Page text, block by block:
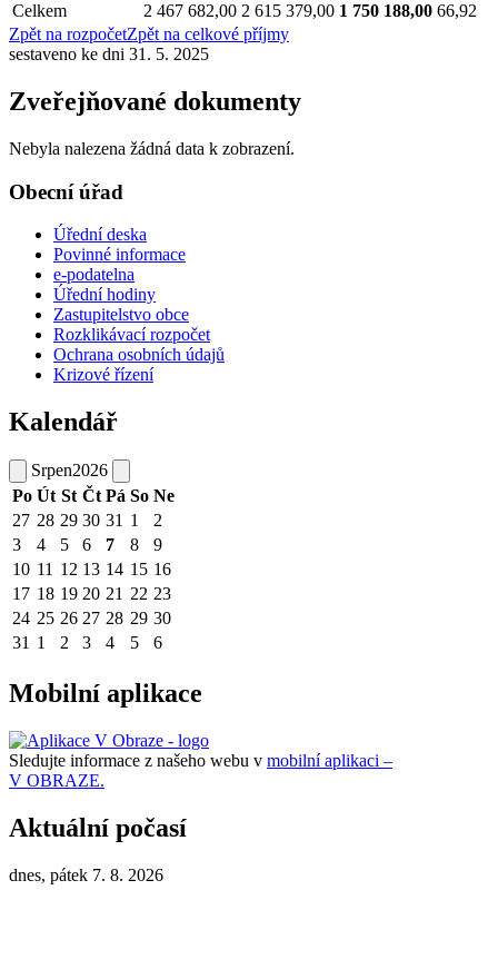
Celkem
2 467 682,00 2 615 379,00 1 750 188,00 66,92
Zpět na rozpočetZpět na celkové příjmy
sestaveno ke dni 31. 5. 2025
Zveřejňované dokumenty
Nebyla nalezena žádná data k zobrazení.
Obecní úřad
Úřední deska
Povinné informace
e-podatelna
Úřední hodiny
Zastupitelstvo obce
Rozklikávací rozpočet
Ochrana osobních údajů
Krizové řízení
Kalendář
Srpen2026
Po Út St Čt Pá So Ne
27 28 29 30 31 1
2
3
4 5 6 7 8
9
10 11 12 13 14 15 16
17 18 19 20 21 22 23
24 25 26 27 28 29 30
31 1 2 3 4 5 6
Mobilní aplikace
Sledujte informace z našeho webu v mobilní aplikaci –
V OBRAZE.
Aktuální počasí
dnes, pátek 7. 8. 2026